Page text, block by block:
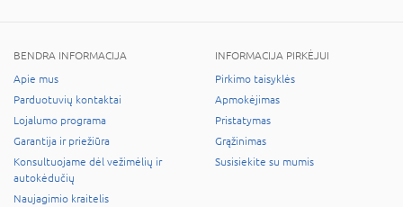
BENDRA INFORMACIJA
Apie mus
Parduotuvių kontaktai
Lojalumo programa
Garantija ir priežiūra
Konsultuojame dėl vežimėlių ir
autokėdučių
Naujagimio kraitelis
INFORMACIJA PIRKĖJUI
Pirkimo taisyklės
Apmokėjimas
Pristatymas
Grąžinimas
Susisiekite su mumis